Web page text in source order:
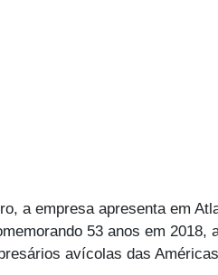
a empresa apresenta em
53 anos em 2018,
avícolas das